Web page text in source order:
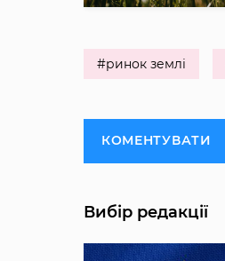
#ринок землі
КОМЕНТУВАТИ
Вибір редакції